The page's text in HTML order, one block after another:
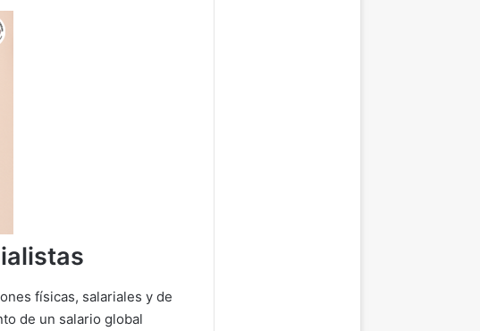
físicas, salariales y de
de un salario global